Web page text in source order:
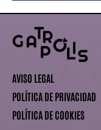
AVISO LEGAL
POLÍTICA DE PRIVACIDAD
POLÍTICA DE COOKIES